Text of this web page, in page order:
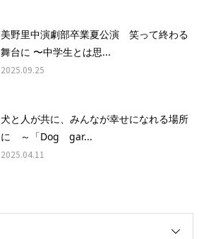
美野里中演劇部卒業夏公演 笑って終わる
舞台に 〜中学生とは思...
2025.09.25
犬と人が共に、みんなが幸せになれる場所
に ～「Dog gar...
2025.04.11